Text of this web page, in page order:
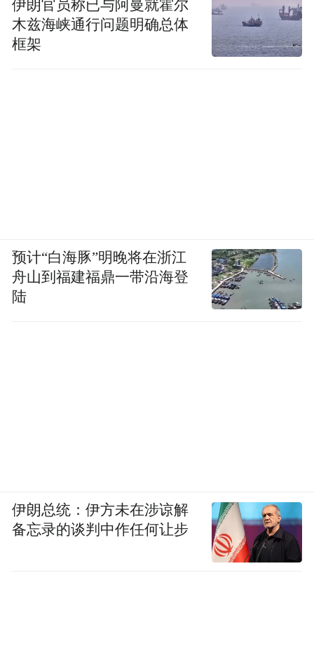
伊朗官员称已与阿曼就霍尔
木兹海峡通行问题明确总体
框架
预计“白海豚”明晚将在浙江
舟山到福建福鼎一带沿海登
陆
伊朗总统：伊方未在涉谅解
备忘录的谈判中作任何让步